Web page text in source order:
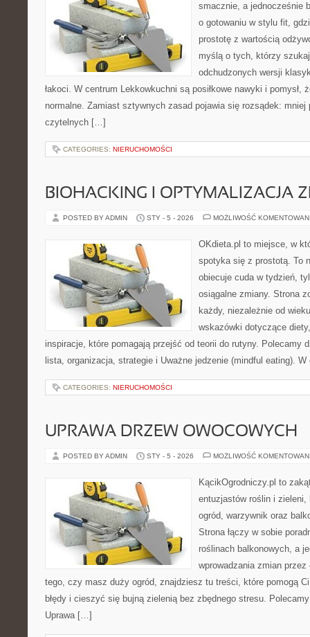
smacznie, a jednocześnie
o gotowaniu w stylu fit,
prostotę z wartością
myślą o tych, którzy
odchudzonych wersji
łakoci. W centrum Lekkowkuchni są posiłkowe nawyki i pomysł,
normalne. Zamiast sztywnych zasad pojawia się rozsądek: mniej
czytelnych […]
CATEGORIES: NIERUCHOMOŚCI
BIOHACKING I OPTYMALIZACJA
POSTED BY ADMIN STY - 5 - 2026 MOŻLIWOŚĆ
OKdieta.pl to miejsce, w
spotyka się z prostotą. To
obiecuje cuda w tydzień,
osiągalne zmiany. Strona
każdy, niezależnie od
wskazówki dotyczące
inspiracje, które pomagają przejść od teorii do rutyny. Polecamy
lista, organizacja, strategie i Uważne jedzenie (mindful eating).
CATEGORIES: NIERUCHOMOŚCI
UPRAWA DRZEW OWOCOWYCH
POSTED BY ADMIN STY - 5 - 2026 MOŻLIWOŚĆ
KącikOgrodniczy.pl to
entuzjastów roślin i
ogród, warzywnik oraz
Strona łączy w sobie
roślinach balkonowych, a
wprowadzania zmian przez
tego, czy masz duży ogród, znajdziesz tu treści, które pomogą
błędy i cieszyć się bujną zielenią bez zbędnego stresu.
Uprawa […]